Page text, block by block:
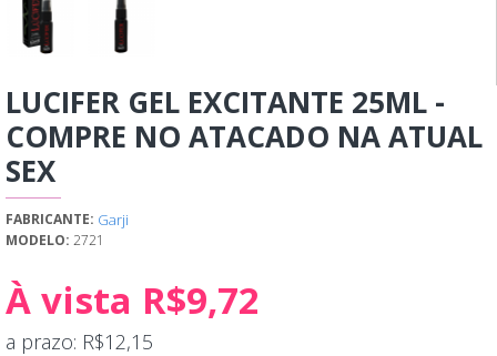
LUCIFER GEL EXCITANTE 25ML -
COMPRE NO ATACADO NA ATUAL
SEX
À vista R$9,72
a prazo: R$12,15
FABRICANTE: Garji
MODELO: 2721